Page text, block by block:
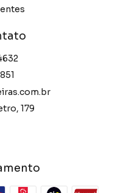
179